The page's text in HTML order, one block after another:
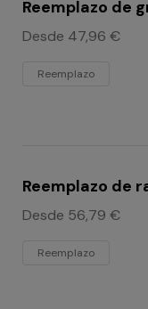
Reemplazo de
Desde 47,96 €
Reemplazo
Reemplazo de
Desde 56,79 €
Reemplazo